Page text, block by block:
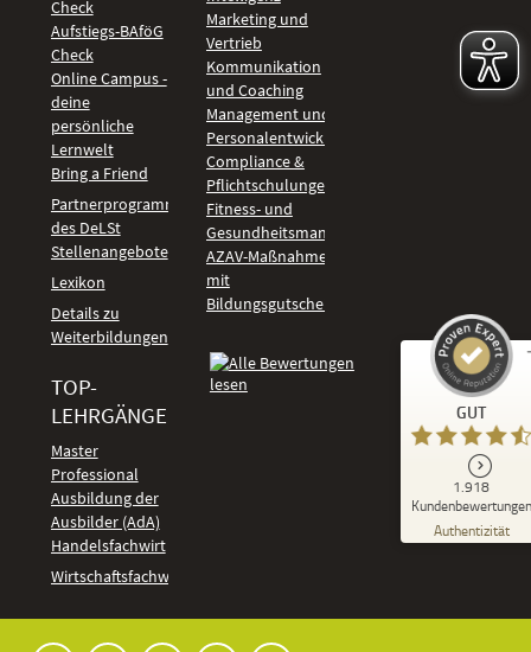
Check
Aufstiegs-BAföG
Check
Online Campus -
deine
persönliche
Lernwelt
Bring a Friend
Partnerprogramm
des DeLSt
Stellenangebote
Lexikon
Details zu
Weiterbildungen
TOP-
LEHRGÄNGE
Master
Professional
Ausbildung der
Ausbilder (AdA)
Handelsfachwirt
Wirtschaftsfachwirt
Marketing und
Vertrieb
Kommunikation
und Coaching
Management und
Personalentwicklung
Compliance &
Pflichtschulungen
Fitness- und
Gesundheitsmanagement
AZAV-Maßnahmen
mit
Bildungsgutschein
GUT
1.918
Kundenbewertungen
Authentizität
Kundenbewertungen und Erfahrungen zu
DeLSt - Deutsches eLearning Studieninstitut
92
%
Empfehlungen auf
ProvenExpert.com
anderen Quellen